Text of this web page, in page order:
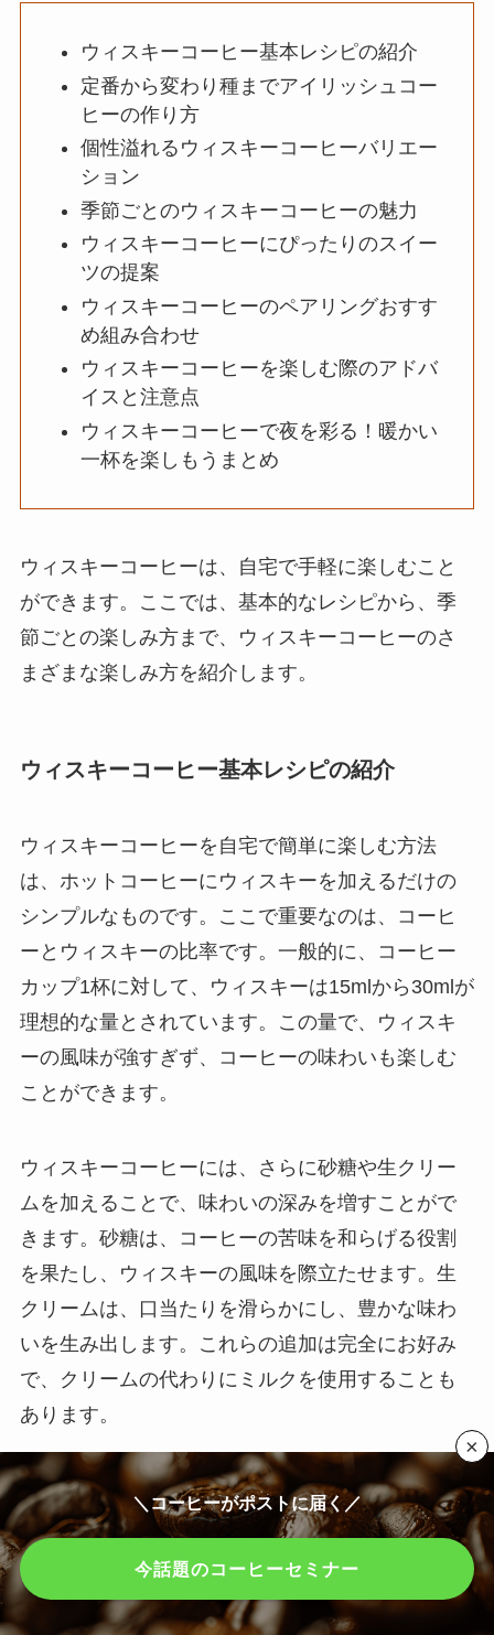
ウィスキーコーヒー基本レシピの紹介
定番から変わり種までアイリッシュコー
ヒーの作り方
個性溢れるウィスキーコーヒーバリエー
ション
季節ごとのウィスキーコーヒーの魅力
ウィスキーコーヒーにぴったりのスイー
ツの提案
ウィスキーコーヒーのペアリングおすす
め組み合わせ
ウィスキーコーヒーを楽しむ際のアドバ
イスと注意点
ウィスキーコーヒーで夜を彩る！暖かい
一杯を楽しもうまとめ
ウィスキーコーヒーは、自宅で手軽に楽しむこと
ができます。ここでは、基本的なレシピから、季
節ごとの楽しみ方まで、ウィスキーコーヒーのさ
まざまな楽しみ方を紹介します。
ウィスキーコーヒー基本レシピの紹介
ウィスキーコーヒーを自宅で簡単に楽しむ方法
は、ホットコーヒーにウィスキーを加えるだけの
シンプルなものです。ここで重要なのは、コーヒ
ーとウィスキーの比率です。一般的に、コーヒー
カップ1杯に対して、ウィスキーは15mlから30mlが
理想的な量とされています。この量で、ウィスキ
ーの風味が強すぎず、コーヒーの味わいも楽しむ
ことができます。
ウィスキーコーヒーには、さらに砂糖や生クリー
ムを加えることで、味わいの深みを増すことがで
きます。砂糖は、コーヒーの苦味を和らげる役割
を果たし、ウィスキーの風味を際立たせます。生
クリームは、口当たりを滑らかにし、豊かな味わ
いを生み出します。これらの追加は完全にお好み
で、クリームの代わりにミルクを使用することも
あります。
ウィスキーコーヒーの魅力は、自分好みにアレン
ジできることにあります。ウィスキーの種類や
量、コーヒーの強さ、砂糖やクリームの有無な
ど、微調整を行うことで、まったく新しい風味の
＼コーヒーがポストに届く／
今話題のコーヒーセミナー
×